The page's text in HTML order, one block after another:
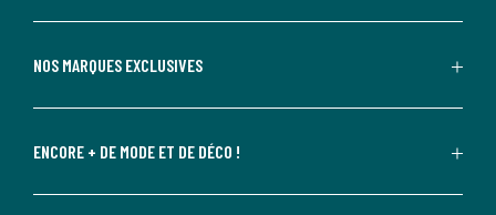
NOS MARQUES EXCLUSIVES
ENCORE + DE MODE ET DE DÉCO !